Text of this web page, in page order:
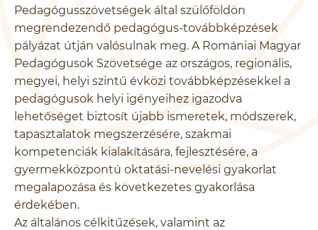
Pedagógusszövetségek által szülőföldön
megrendezendő pedagógus-továbbképzések
pályázat útján valósulnak meg. A Romániai Magyar
Pedagógusok Szövetsége az országos, regionális,
megyei, helyi szintű évközi továbbképzésekkel a
pedagógusok helyi igényeihez igazodva
lehetőséget biztosít újabb ismeretek, módszerek,
tapasztalatok megszerzésére, szakmai
kompetenciák kialakítására, fejlesztésére, a
gyermekközpontú oktatási-nevelési gyakorlat
megalapozása és következetes gyakorlása
érdekében.
Az általános célkitűzések, valamint az